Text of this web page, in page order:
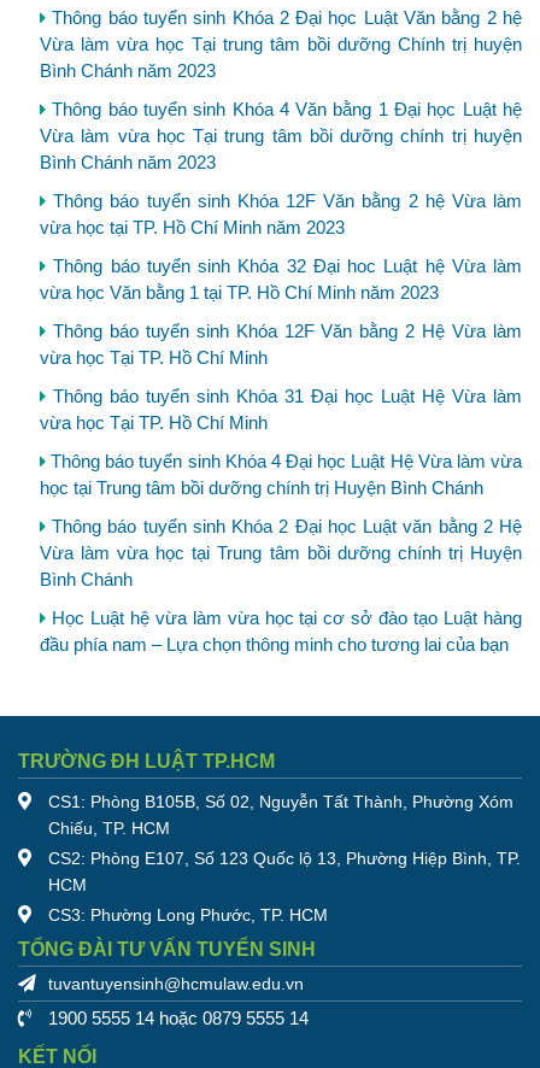
Thông báo tuyển sinh Khóa 2 Đại học Luật Văn bằng 2 hệ
Vừa làm vừa học Tại trung tâm bồi dưỡng Chính trị huyện
Bình Chánh năm 2023
Thông báo tuyển sinh Khóa 4 Văn bằng 1 Đại học Luật hệ
Vừa làm vừa học Tại trung tâm bồi dưỡng chính trị huyện
Bình Chánh năm 2023
Thông báo tuyển sinh Khóa 12F Văn bằng 2 hệ Vừa làm
vừa học tại TP. Hồ Chí Minh năm 2023
Thông báo tuyển sinh Khóa 32 Đại hoc Luật hệ Vừa làm
vừa học Văn bằng 1 tại TP. Hồ Chí Minh năm 2023
Thông báo tuyển sinh Khóa 12F Văn bằng 2 Hệ Vừa làm
vừa học Tại TP. Hồ Chí Minh
Thông báo tuyển sinh Khóa 31 Đại học Luật Hệ Vừa làm
vừa học Tại TP. Hồ Chí Minh
Thông báo tuyển sinh Khóa 4 Đại học Luật Hệ Vừa làm vừa
học tại Trung tâm bồi dưỡng chính trị Huyện Bình Chánh
Thông báo tuyển sinh Khóa 2 Đại học Luật văn bằng 2 Hệ
Vừa làm vừa học tại Trung tâm bồi dưỡng chính trị Huyện
Bình Chánh
Học Luật hệ vừa làm vừa học tại cơ sở đào tạo Luật hàng
đầu phía nam – Lựa chọn thông minh cho tương lai của bạn
TRƯỜNG ĐH LUẬT TP.HCM
CS1: Phòng B105B, Số 02, Nguyễn Tất Thành, Phường Xóm
Chiếu, TP. HCM
CS2: Phòng E107, Số 123 Quốc lộ 13, Phường Hiệp Bình, TP.
HCM
CS3: Phường Long Phước, TP. HCM
TỔNG ĐÀI TƯ VẤN TUYỂN SINH
tuvantuyensinh@hcmulaw.edu.vn
1900 5555 14 hoặc 0879 5555 14
KẾT NỐI